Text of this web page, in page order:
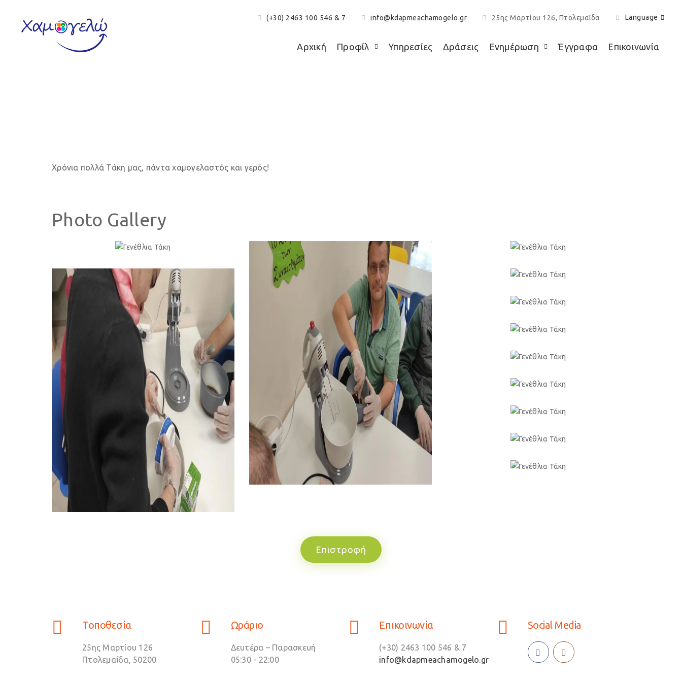
(+30) 2463 100 546 & 7 info@kdapmeachamogelo.gr 25ης Μαρτίου 126, Πτολεμαΐδα Language
Αρχική Προφίλ Υπηρεσίες Δράσεις Ενημέρωση Έγγραφα Επικοινωνία
Χρόνια πολλά Τάκη μας, πάντα χαμογελαστός και γερός!
Photo Gallery
Επιστροφή
Τοποθεσία
25ης Μαρτίου 126
Πτολεμαΐδα, 50200
Ωράριο
Δευτέρα – Παρασκευή
05:30 - 22:00
Επικοινωνία
(+30) 2463 100 546 & 7
info@kdapmeachamogelo.gr
Social Media